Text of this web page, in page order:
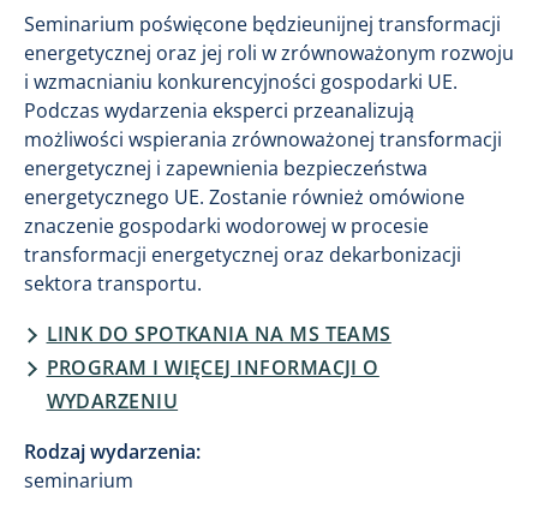
Seminarium poświęcone będzieunijnej transformacji
energetycznej oraz jej roli w zrównoważonym rozwoju
i wzmacnianiu konkurencyjności gospodarki UE.
Podczas wydarzenia eksperci przeanalizują
możliwości wspierania zrównoważonej transformacji
energetycznej i zapewnienia bezpieczeństwa
energetycznego UE. Zostanie również omówione
znaczenie gospodarki wodorowej w procesie
transformacji energetycznej oraz dekarbonizacji
sektora transportu.
LINK DO SPOTKANIA NA MS TEAMS
PROGRAM I WIĘCEJ INFORMACJI O
WYDARZENIU
Rodzaj wydarzenia:
seminarium